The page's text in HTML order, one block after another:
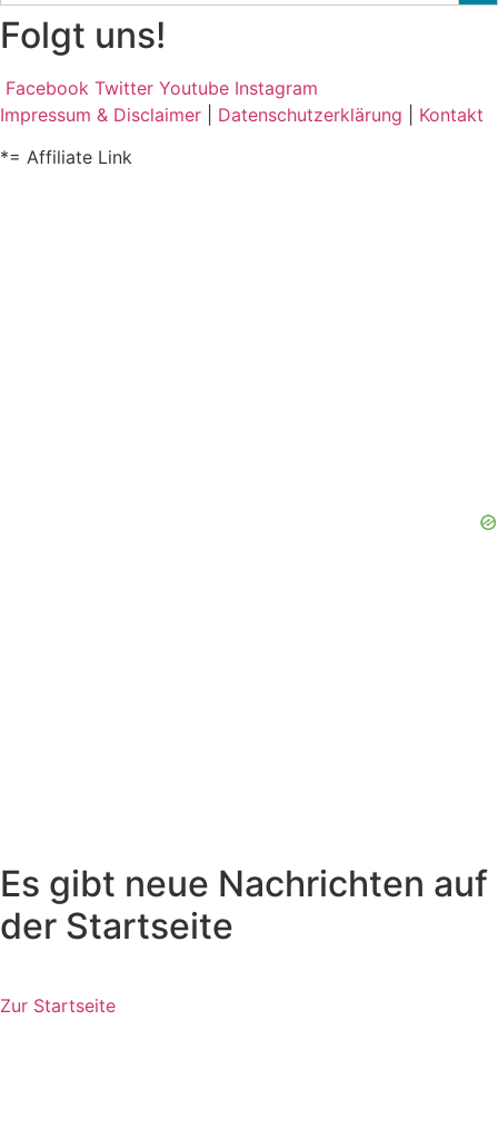
Folgt uns!
Facebook Twitter Youtube Instagram
Impressum & Disclaimer
Datenschutzerklärung
Kontakt
*= Affiliate Link
Es gibt neue Nachrichten auf
der Startseite
Zur Startseite